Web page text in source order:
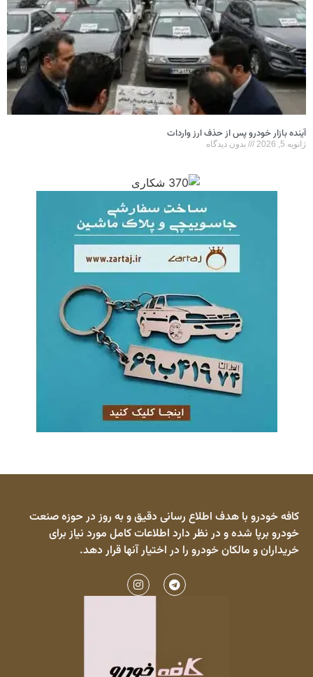
آینده بازار خودرو پس از حذف ارز واردات
ژانویه 5, 2026 بدون دیدگاه
کافه خودرو با هدف اطلاع رسانی دقیق و به روز در حوزه صنعت
خودرو برپا شده و در نظر دارد اطلاعات کامل مورد نیاز برای
خریداران و مالکان خودرو را در اختیار آنها قرار دهد.